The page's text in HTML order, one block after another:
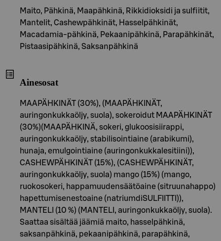
Maito, Pähkinä, Maapähkinä, Rikkidioksidi ja sulfiitit,
Mantelit, Cashewpähkinät, Hasselpähkinät,
Macadamia-pähkinä, Pekaanipähkinä, Parapähkinät,
Pistaasipähkinä, Saksanpähkinä
Ainesosat
MAAPÄHKINÄT (30%), (MAAPÄHKINÄT,
auringonkukkaöljy, suola), sokeroidut MAAPÄHKINÄT
(30%)(MAAPÄHKINÄ, sokeri, glukoosisiirappi,
auringonkukkaöljy, stabilisointiaine (arabikumi),
hunaja, emulgointiaine (auringonkukkalesitiini)),
CASHEWPÄHKINÄT (15%), (CASHEWPÄHKINÄT,
auringonkukkaöljy, suola) mango (15%) (mango,
ruokosokeri, happamuudensäätöaine (sitruunahappo)
hapettumisenestoaine (natriumdiSULFIITTI)),
MANTELI (10 %) (MANTELI, auringonkukkaöljy, suola).
Saattaa sisältää jäämiä maito, hasselpähkinä,
saksanpähkinä, pekaanipähkinä, parapähkinä,